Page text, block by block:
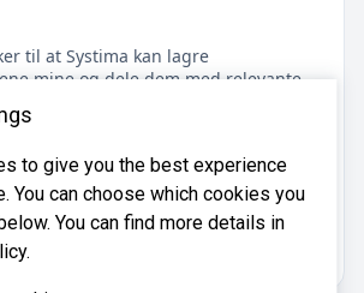
til at Systima kan lagre
mine og dele dem med relevante
for å hjelpe meg å finne
Få tilbud
to give you the best experience
You can choose which cookies you
You can find more details in